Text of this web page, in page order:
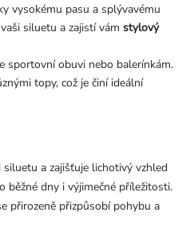
vysokému pasu a splývavému
siluetu a zajistí vám stylový
sportovní obuvi nebo balerínkám.
topy, což je činí ideální
siluetu a zajišťuje lichotivý vzhled
běžné dny i výjimečné příležitosti.
přirozeně přizpůsobí pohybu a